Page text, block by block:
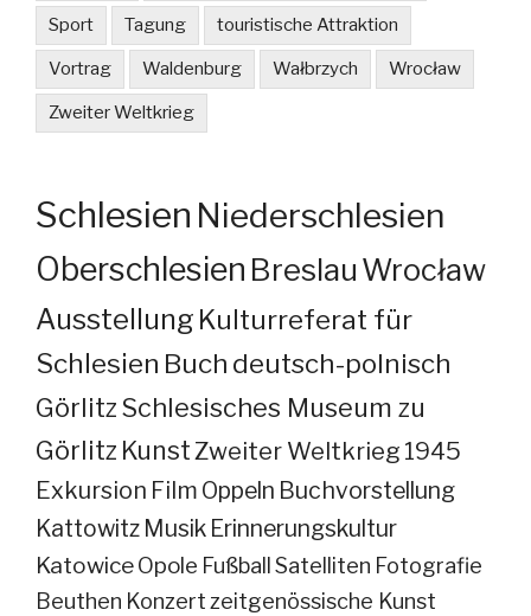
Sport Tagung touristische Attraktion
Vortrag Waldenburg Wałbrzych Wrocław
Zweiter Weltkrieg
Schlesien Niederschlesien
Oberschlesien Breslau Wrocław
Ausstellung Kulturreferat für
Schlesien Buch deutsch-polnisch
GörlitzSchlesisches Museum zu
Görlitz KunstZweiter Weltkrieg 1945
Exkursion Film Oppeln Buchvorstellung
Kattowitz Musik Erinnerungskultur
KatowiceOpole FußballSatelliten Fotografie
Beuthen Konzertzeitgenössische Kunst